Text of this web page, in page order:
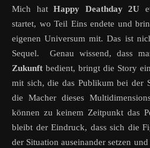
Mich hat Happy Deathday 2U
startet, wo Teil Eins endete und
eigenen Universum mit. Das ist
Sequel. Genau wissend, dass
Zukunft bedient, bringt die Story
mit sich, die das Publikum bei der
die Macher dieses
können zu keinem Zeitpunkt das
bleibt der Eindruck, dass sich die
der Situation auseinander setzen